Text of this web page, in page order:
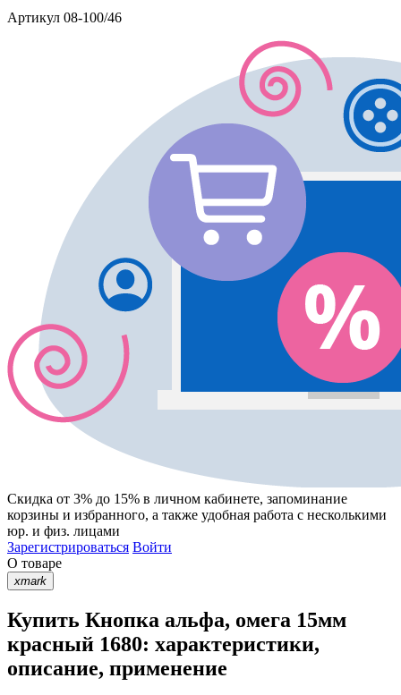
Артикул 08-100/46
Скидка от 3% до 15% в личном кабинете, запоминание
корзины и избранного, а также удобная работа с несколькими
юр. и физ. лицами
Зарегистрироваться Войти
О товаре
xmark
Купить Кнопка альфа, омега 15мм
красный 1680: характеристики,
описание, применение